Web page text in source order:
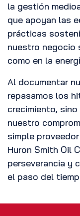
la gestión
que apoyan las
prácticas
nuestro negocio
como en la
Al documentar
repasamos los
crecimiento,
nuestro
simple
Huron Smith Oil
perseverancia y
el paso del